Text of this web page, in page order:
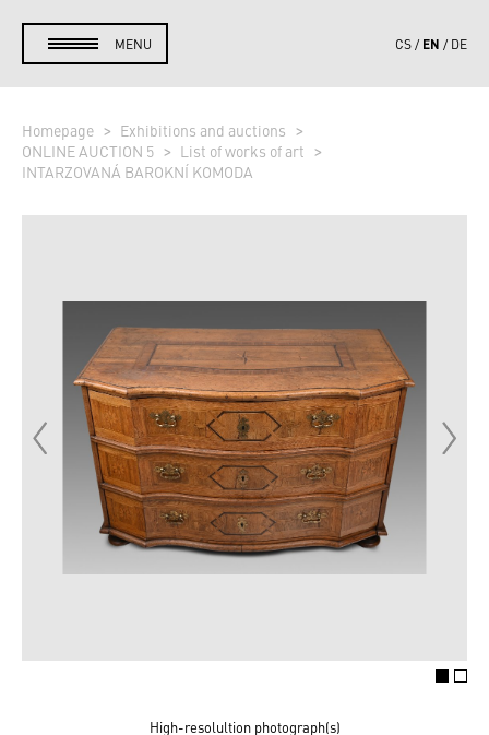
MENU CS EN DE
Homepage
Exhibitions and auctions
ONLINE AUCTION 5
List of works of art
INTARZOVANÁ BAROKNÍ KOMODA
High-resolultion photograph(s)